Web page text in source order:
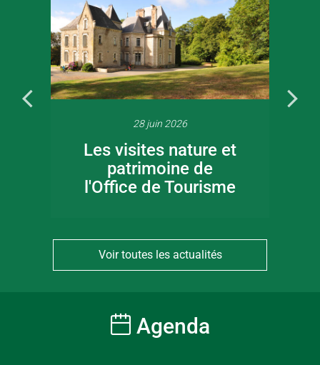
28 juin 2026
Les visites nature et
patrimoine de
l'Office de Tourisme
Voir toutes les actualités
Agenda